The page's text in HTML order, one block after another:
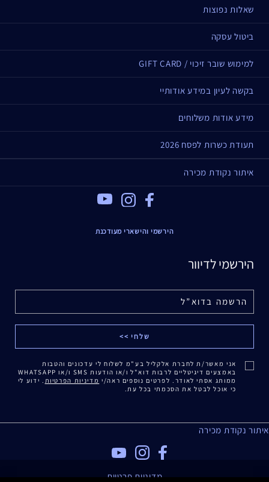
שאלות נפוצות
ביטול עסקה
למימוש שובר זיכוי / GIFT CARD
בקשה לעיון במידע אודותיי
מידע אודות משלוחים
תעודת כשרות לפסח 2026
איתור נקודת מכירה
Facebook
הירשמי והישארי מעודכנת
הירשמי לדיוור
אני מאשר/ת לחברת אלקליל בע"מ לשלוח לי עדכונים והטבות
באמצעים דיגיטליים לרבות דוא"ל ו/או הודעות SMS ו/או WHATSAPP
ממותג אסתי לאודר. לפרטים נוספים ראה/י מדיניות הפרטיות . ידוע לי
כי אוכל לבטל את הסכמתי בכל עת.
איתור נקודת מכירה
מדיניות פרטיות